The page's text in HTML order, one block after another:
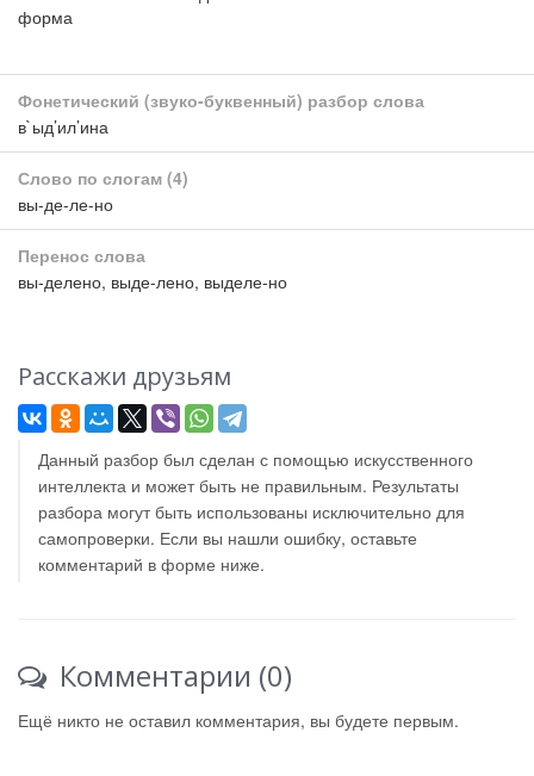
форма
Фонетический (звуко-буквенный) разбор слова
в`ыд’ил’ина
Слово по слогам (4)
вы-де-ле-но
Перенос слова
вы-делено, выде-лено, выделе-но
Расскажи друзьям
Данный разбор был сделан с помощью искусственного
интеллекта и может быть не правильным. Результаты
разбора могут быть использованы исключительно для
самопроверки. Если вы нашли ошибку, оставьте
комментарий в форме ниже.
Комментарии (0)
Ещё никто не оставил комментария, вы будете первым.